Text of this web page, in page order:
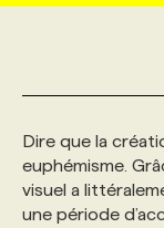
PROFIL
PROFIL
NOS
CHASSE DE TÊTE
SERVICE
Dire que la
euphémisme.
visuel a
une période